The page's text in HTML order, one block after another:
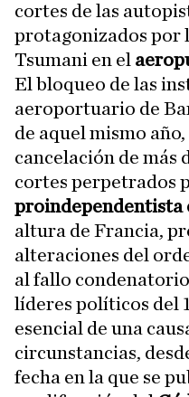
cortes de las
protagonizados por
Tsumani en el
El bloqueo de las
aeroportuario de
de aquel mismo
cancelación de más
cortes perpetrados
proindependentista
altura de Francia,
alteraciones del
al fallo
líderes políticos del
esencial de una
circunstancias,
fecha en la que se